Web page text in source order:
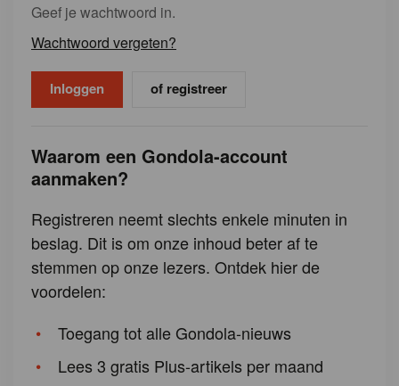
Geef je wachtwoord in.
Wachtwoord vergeten?
of registreer
Waarom een Gondola-account
aanmaken?
Registreren neemt slechts enkele minuten in
beslag. Dit is om onze inhoud beter af te
stemmen op onze lezers. Ontdek hier de
voordelen:
Toegang tot alle Gondola-nieuws
Lees 3 gratis Plus-artikels per maand